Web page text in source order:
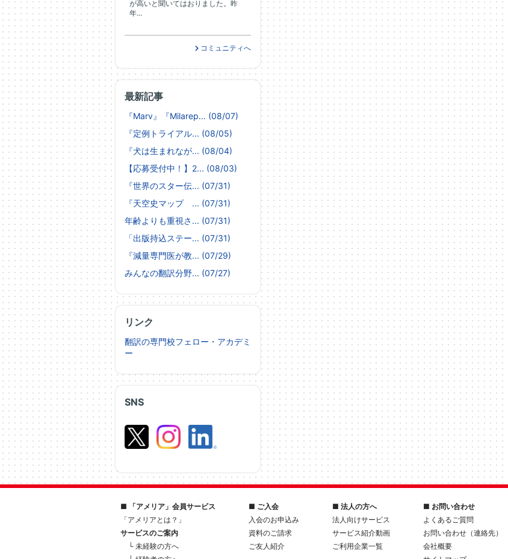
SNS
最新記事
『Marv』『Milarep... (08/07)
『定例トライアル... (08/05)
『犬は生まれなが... (08/04)
【応募受付中！】2... (08/03)
『世界のスター伝... (07/31)
『天空史マップ ... (07/31)
年齢よりも重視さ... (07/31)
「出版持込ステー... (07/31)
『減量専門医が教... (07/29)
みんなの翻訳分野... (07/27)
リンク
翻訳の専門校フェロー・アカデミ
ー
が高いと聞いてはおりました。昨
年...
コミュニティへ
■ 「アメリア」会員サービス
「アメリアとは？」
サービスのご案内
└ 未経験の方へ
■ ご入会
入会のお申込み
資料のご請求
ご友人紹介
■ 法人の方へ
法人向けサービス
サービス紹介動画
ご利用企業一覧
■ お問い合わせ
よくあるご質問
お問い合わせ（連絡先）
会社概要